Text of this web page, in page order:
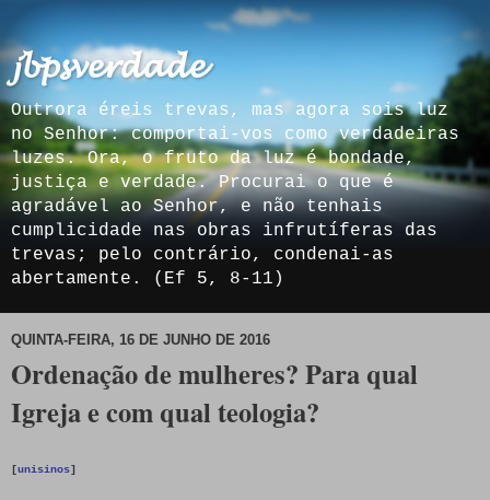
𝓳𝓫𝓹𝓼𝓿𝓮𝓻𝓭𝓪𝓭𝓮
Outrora éreis trevas, mas agora sois luz
no Senhor: comportai-vos como verdadeiras
luzes. Ora, o fruto da luz é bondade,
justiça e verdade. Procurai o que é
agradável ao Senhor, e não tenhais
cumplicidade nas obras infrutíferas das
trevas; pelo contrário, condenai-as
abertamente. (Ef 5, 8-11)
QUINTA-FEIRA, 16 DE JUNHO DE 2016
Ordenação de mulheres? Para qual
Igreja e com qual teologia?
[unisinos]